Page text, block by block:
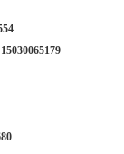
15030065179